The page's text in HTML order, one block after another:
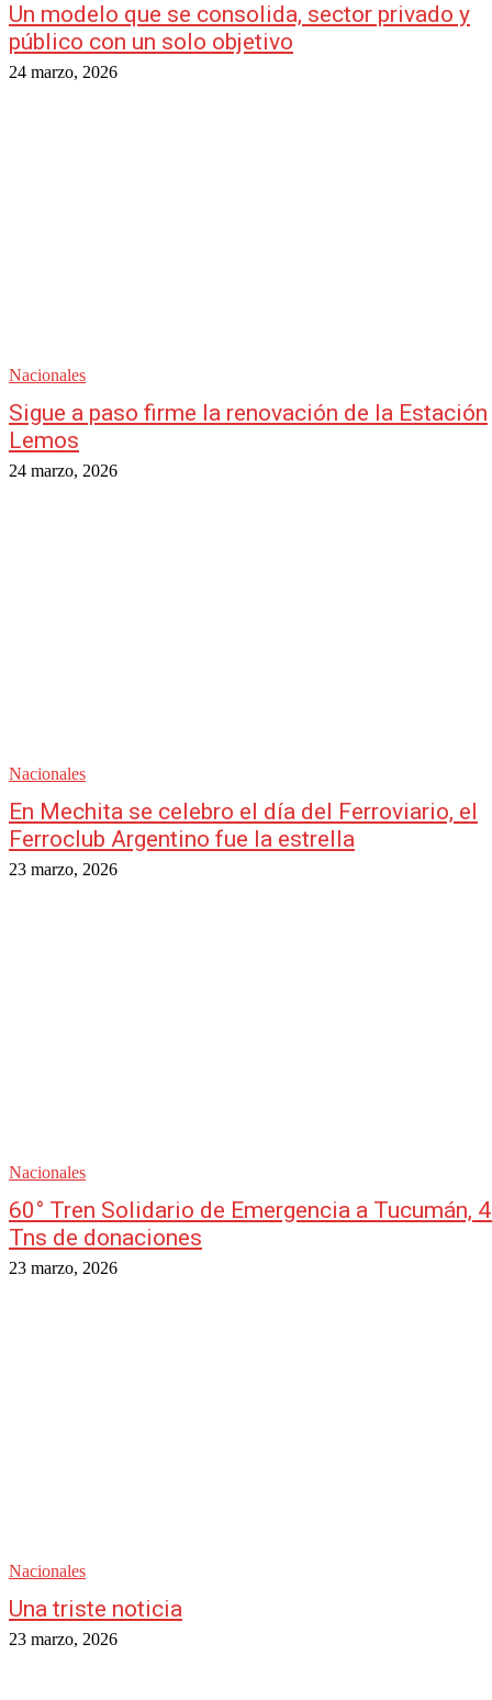
Un modelo que se consolida, sector privado y
público con un solo objetivo
24 marzo, 2026
Nacionales
Sigue a paso firme la renovación de la Estación
Lemos
24 marzo, 2026
Nacionales
En Mechita se celebro el día del Ferroviario, el
Ferroclub Argentino fue la estrella
23 marzo, 2026
Nacionales
60° Tren Solidario de Emergencia a Tucumán,
Tns de donaciones
23 marzo, 2026
Nacionales
Una triste noticia
23 marzo, 2026